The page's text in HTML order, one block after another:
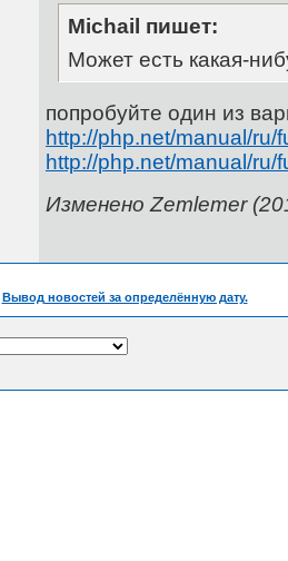
Michail пишет:
Может есть какая-
попробуйте один из
http://php.net/manual/ru/
http://php.net/manual/ru/
Изменено Zemlemer
Вывод новостей за определённую дату.